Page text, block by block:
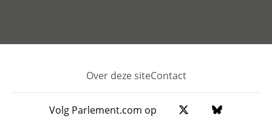
Footer
Over deze siteContact
Volg Parlement.com op